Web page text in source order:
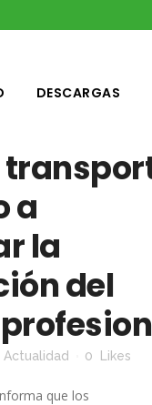
DESCARGAS
a
la
del
Actualidad 0 Likes
que los